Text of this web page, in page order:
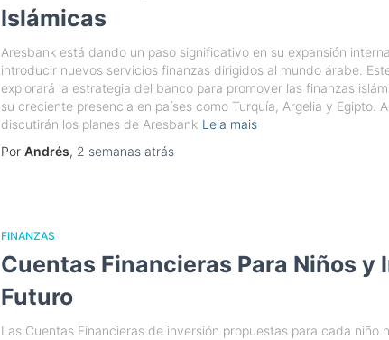
Islámicas
Aresbank está dando un paso significativo en su expansión
introducir nuevos servicios finanzas dirigidos al mundo árabe.
explorará la estrategia del banco para promover las finanzas
su creciente presencia en países como Turquía, Argelia y Egipto.
discutirán los planes de Aresbank Leia mais
Por Andrés, 2 semanasatrás
FINANZAS
Cuentas Financieras Para Niños y
Futuro
Las Cuentas Financieras de inversión propuestas para cada niño